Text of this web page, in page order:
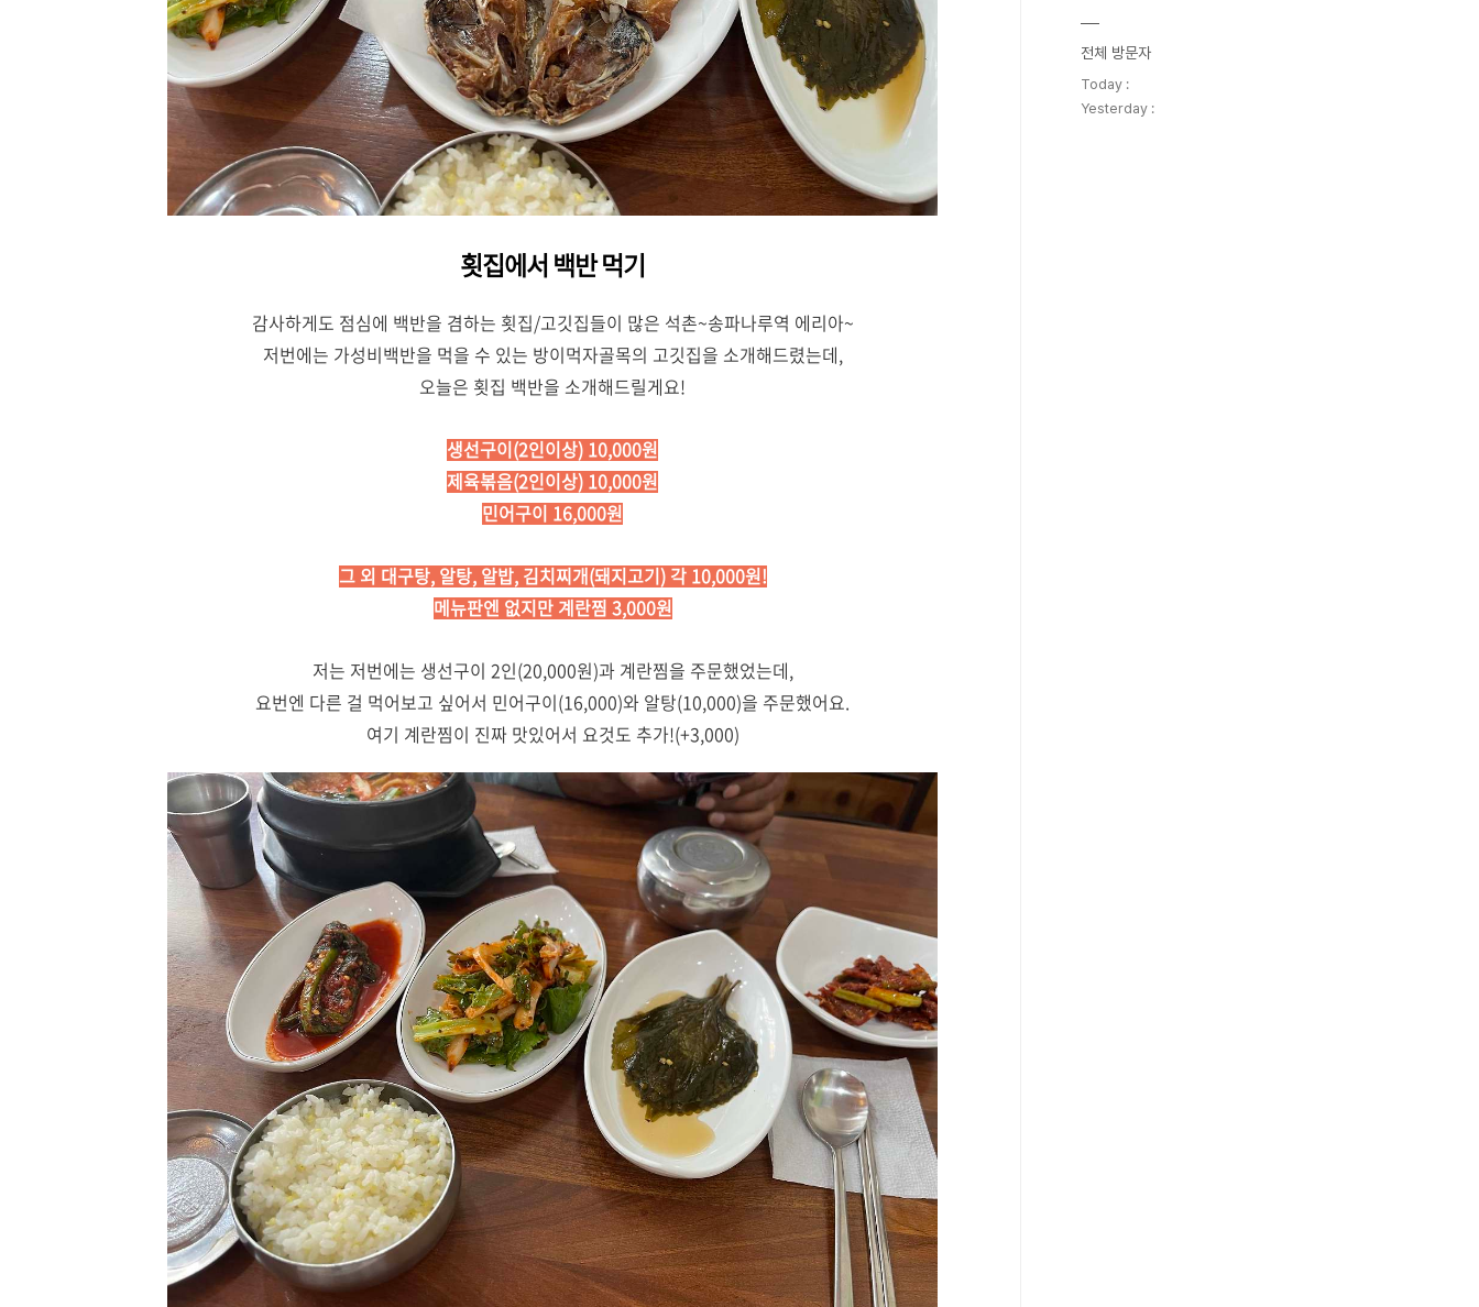
횟집에서 백반 먹기
감사하게도 점심에 백반을 겸하는 횟집/고깃집들이 많은 석촌~송파나루역 에리아~
저번에는 가성비백반을 먹을 수 있는 방이먹자골목의 고깃집을 소개해드렸는데,
오늘은 횟집 백반을 소개해드릴게요!
생선구이(2인이상) 10,000원
제육볶음(2인이상) 10,000원
민어구이 16,000원
그 외 대구탕, 알탕, 알밥, 김치찌개(돼지고기) 각 10,000원!
메뉴판엔 없지만 계란찜 3,000원
저는 저번에는 생선구이 2인(20,000원)과 계란찜을 주문했었는데,
요번엔 다른 걸 먹어보고 싶어서 민어구이(16,000)와 알탕(10,000)을 주문했어요.
여기 계란찜이 진짜 맛있어서 요것도 추가!(+3,000)
전체 방문자
Today :
Yesterday :